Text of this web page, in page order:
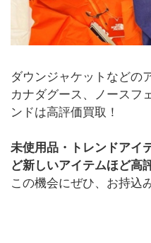
ダウンジャケットなどの
カナダグース、ノースフ
ンドは高評価買取！
未使用品・トレンドアイ
ど新しいアイテムほど高
この機会にぜひ、お持込